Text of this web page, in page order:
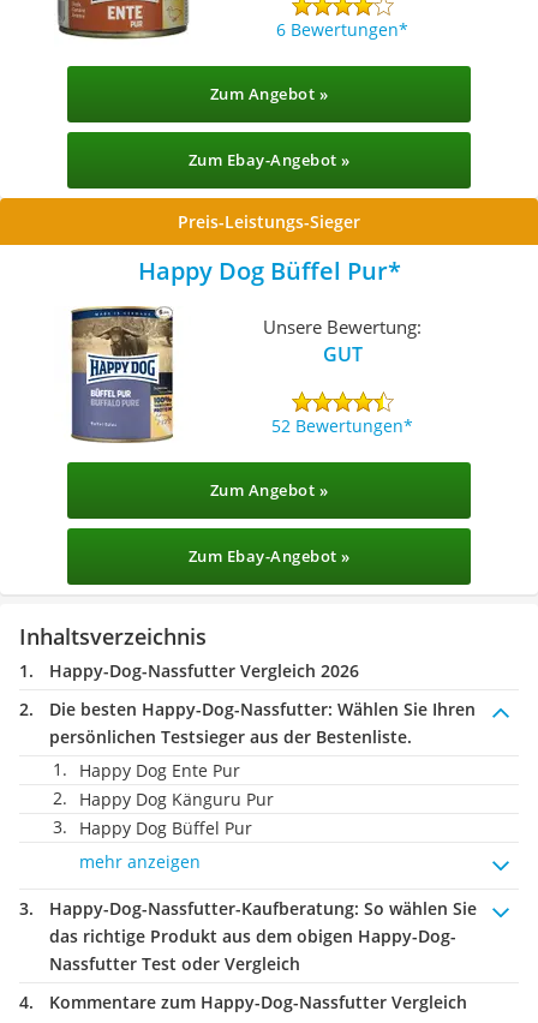
6 Bewertungen
Zum Angebot »
Zum Ebay-Angebot »
Preis-Leistungs-Sieger
Happy Dog Büffel Pur
Unsere Bewertung:
GUT
52 Bewertungen
Zum Angebot »
Zum Ebay-Angebot »
Inhaltsverzeichnis
Happy-Dog-Nassfutter Vergleich 2026
Die besten Happy-Dog-Nassfutter: Wählen Sie Ihren
persönlichen Testsieger aus der Bestenliste.
Happy Dog Ente Pur
Happy Dog Känguru Pur
Happy Dog Büffel Pur
mehr anzeigen
Happy-Dog-Nassfutter-Kaufberatung: So wählen Sie
das richtige Produkt aus dem obigen Happy-Dog-
Nassfutter Test oder Vergleich
Kommentare zum Happy-Dog-Nassfutter Vergleich